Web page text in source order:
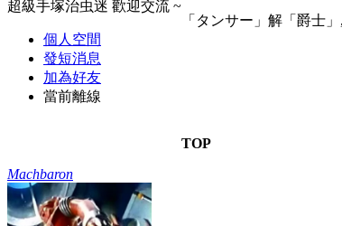
超級手塚治虫迷 歡迎交流 ~
個人空間
發短消息
加為好友
當前離線
「タンサー」解「爵士
TOP
Machbaron